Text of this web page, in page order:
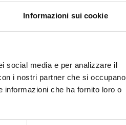
Informazioni sui cookie
social media e per analizzare il
i nostri partner che si occupano
informazioni che ha fornito loro o